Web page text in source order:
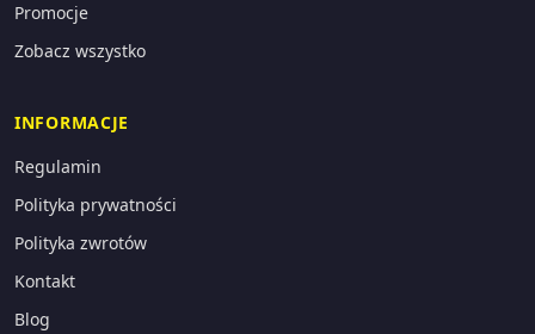
Promocje
Zobacz wszystko
INFORMACJE
Regulamin
Polityka prywatności
Polityka zwrotów
Kontakt
Blog